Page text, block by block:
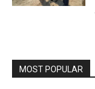
MOST POPULAR